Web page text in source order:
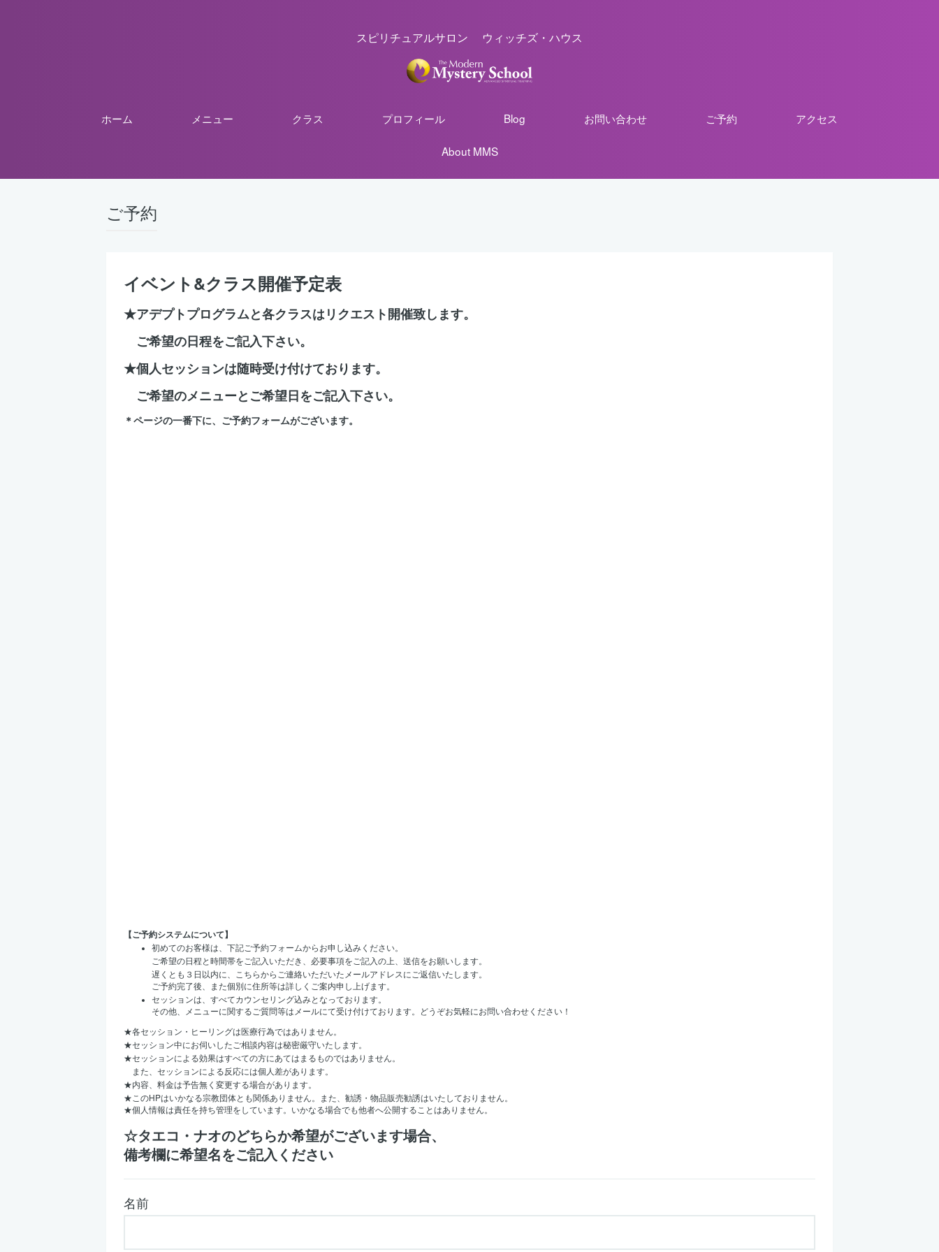
スピリチュアルサロン ウィッチズ・ハウス
ホーム メニュー クラス プロフィール Blog お問い合わせ ご予約 アクセス
About MMS
ご予約
イベント&クラス開催予定表
★アデプトプログラムと各クラスはリクエスト開催致します。
ご希望の日程をご記入下さい。
★個人セッションは随時受け付けております。
ご希望のメニューとご希望日をご記入下さい。
＊ページの一番下に、ご予約フォームがございます。
【ご予約システムについて】
初めてのお客様は、下記ご予約フォームからお申し込みください。
ご希望の日程と時間帯をご記入いただき、必要事項をご記入の上、送信をお願いします。
遅くとも３日以内に、こちらからご連絡いただいたメールアドレスにご返信いたします。
ご予約完了後、また個別に住所等は詳しくご案内申し上げます。
セッションは、すべてカウンセリング込みとなっております。
その他、メニューに関するご質問等はメールにて受け付けております。どうぞお気軽にお問い合わせください！
★各セッション・ヒーリングは医療行為ではありません。
★セッション中にお伺いしたご相談内容は秘密厳守いたします。
★セッションによる効果はすべての方にあてはまるものではありません。
また、セッションによる反応には個人差があります。
★内容、料金は予告無く変更する場合があります。
★このHPはいかなる宗教団体とも関係ありません。また、勧誘・物品販売勧誘はいたしておりません。
★個人情報は責任を持ち管理をしています。いかなる場合でも他者へ公開することはありません。
☆タエコ・ナオのどちらか希望がございます場合、
備考欄に希望名をご記入ください
名前